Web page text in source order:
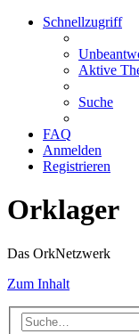
Schnellzugriff
Aktive
Suche
FAQ
Anmelden
Registrieren
Orklager
Das OrkNetzwerk
Zum Inhalt